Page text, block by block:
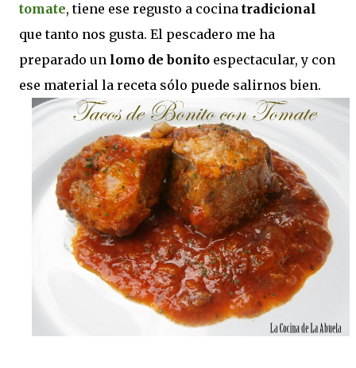
tomate, tiene ese regusto a cocina tradicional
que tanto nos gusta. El pescadero me ha
preparado un lomo de bonito espectacular, y con
ese material la receta sólo puede salirnos bien.